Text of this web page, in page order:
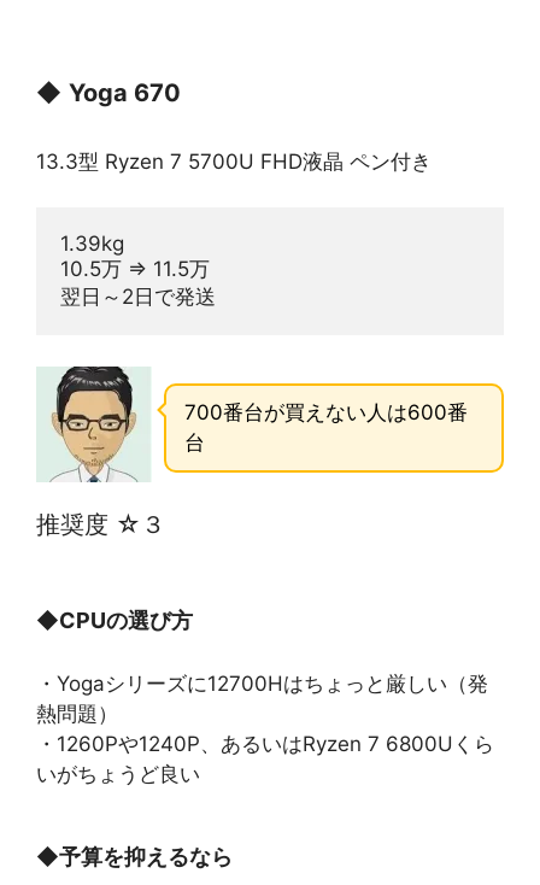
◆ Yoga 670
13.3型 Ryzen 7 5700U FHD液晶 ペン付き
1.39kg
10.5万 ⇒ 11.5万
翌日～2日で発送
700番台が買えない人は600番
台
推奨度 ☆３
◆CPUの選び方
・Yogaシリーズに12700Hはちょっと厳しい（発
熱問題）
・1260Pや1240P、あるいはRyzen 7 6800Uくら
いがちょうど良い
◆予算を抑えるなら